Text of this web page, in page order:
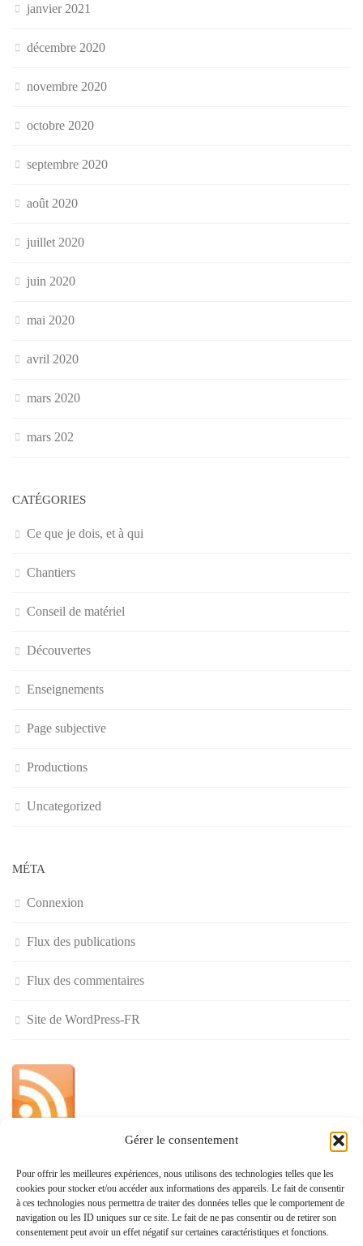
Gérer le consentement
Pour offrir les meilleures expériences, nous utilisons des technologies telles que les
cookies pour stocker et/ou accéder aux informations des appareils. Le fait de consentir
à ces technologies nous permettra de traiter des données telles que le comportement de
navigation ou les ID uniques sur ce site. Le fait de ne pas consentir ou de retirer son
consentement peut avoir un effet négatif sur certaines caractéristiques et fonctions.
janvier 2021
décembre 2020
novembre 2020
octobre 2020
septembre 2020
août 2020
juillet 2020
juin 2020
mai 2020
avril 2020
mars 2020
mars 202
CATÉGORIES
Ce que je dois, et à qui
Chantiers
Conseil de matériel
Découvertes
Enseignements
Page subjective
Productions
Uncategorized
MÉTA
Connexion
Flux des publications
Flux des commentaires
Site de WordPress-FR
»
Politique de confidentialité